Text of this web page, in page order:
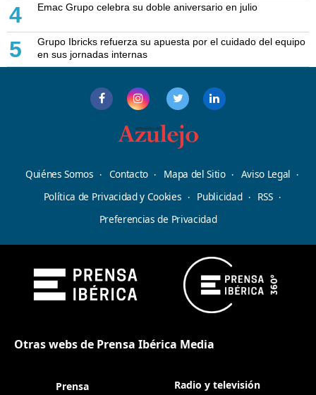
4 Emac Grupo celebra su doble aniversario en julio
5
Grupo Ibricks refuerza su apuesta por el cuidado del equipo
en sus jornadas internas
Quiénes Somos Contacto Mapa del Sitio
Aviso Legal
Política de Privacidad y Cookies
Publicidad
RSS
Preferencias de Privacidad
Otras webs de Prensa Ibérica Media
Prensa Radio y televisión